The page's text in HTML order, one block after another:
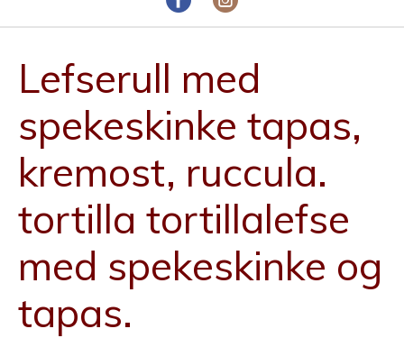
Lefserull med
spekeskinke tapas,
kremost, ruccula.
tortilla tortillalefse
med spekeskinke og
tapas.